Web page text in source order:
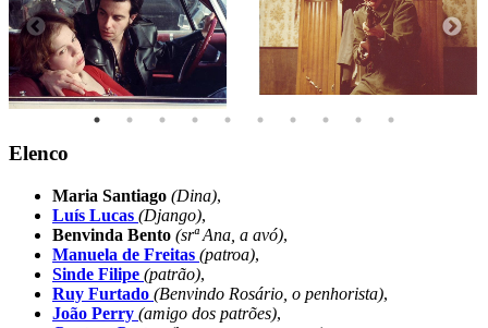
Elenco
Maria Santiago (Dina),
Luís Lucas (Django),
Benvinda Bento (srª Ana, a avó),
Manuela de Freitas (patroa),
Sinde Filipe (patrão),
Ruy Furtado (Benvindo Rosário, o penhorista),
João Perry (amigo dos patrões),